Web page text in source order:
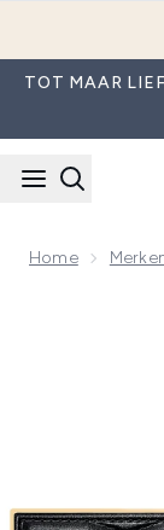
TOT MAAR
Home